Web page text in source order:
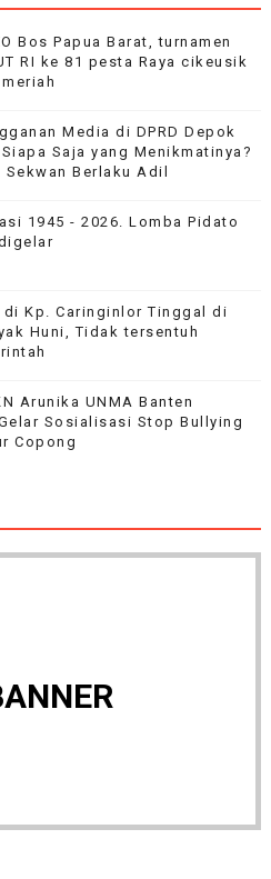
Bos Papua Barat, turnamen
RI ke 81 pesta Raya cikeusik
Media di DPRD Depok
Saja yang Menikmatinya?
Berlaku Adil
1945 - 2026. Lomba Pidato
di Kp. Caringinlor Tinggal di
Huni, Tidak tersentuh
Arunika UNMA Banten
Sosialisasi Stop Bullying
Copong